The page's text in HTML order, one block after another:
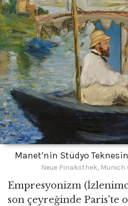
Manet’nin Stüdyo
Neue Pinakothek,
Empresyonizm
son çeyreğinde Paris'te